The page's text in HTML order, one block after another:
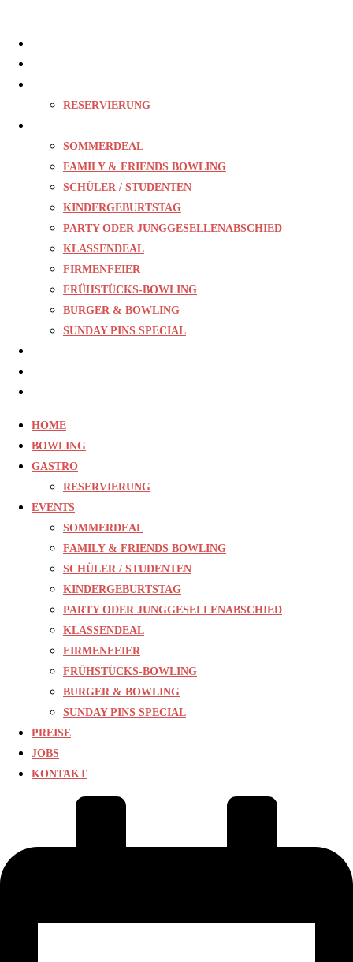
RESERVIERUNG
SOMMERDEAL
FAMILY & FRIENDS BOWLING
SCHÜLER / STUDENTEN
KINDERGEBURTSTAG
PARTY ODER JUNGGESELLENABSCHIED
KLASSENDEAL
FIRMENFEIER
FRÜHSTÜCKS-BOWLING
BURGER & BOWLING
SUNDAY PINS SPECIAL
HOME
BOWLING
GASTRO
RESERVIERUNG
EVENTS
SOMMERDEAL
FAMILY & FRIENDS BOWLING
SCHÜLER / STUDENTEN
KINDERGEBURTSTAG
PARTY ODER JUNGGESELLENABSCHIED
KLASSENDEAL
FIRMENFEIER
FRÜHSTÜCKS-BOWLING
BURGER & BOWLING
SUNDAY PINS SPECIAL
PREISE
JOBS
KONTAKT